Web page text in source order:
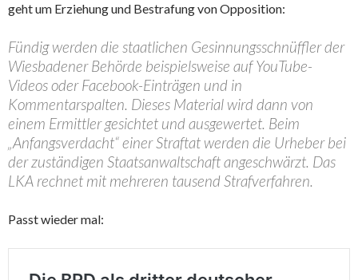
geht um Erziehung und Bestrafung von Opposition:
Fündig werden die staatlichen Gesinnungsschnüffler der
Wiesbadener Behörde beispielsweise auf YouTube-
Videos oder Facebook-Einträgen und in
Kommentarspalten. Dieses Material wird dann von
einem Ermittler gesichtet und ausgewertet. Beim
„Anfangsverdacht“ einer Straftat werden die Urheber bei
der zuständigen Staatsanwaltschaft angeschwärzt. Das
LKA rechnet mit mehreren tausend Strafverfahren.
Passt wieder mal: